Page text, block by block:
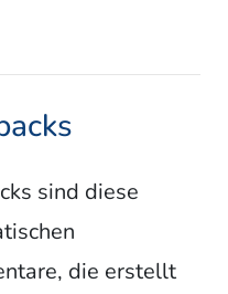
sind diese
die erstellt